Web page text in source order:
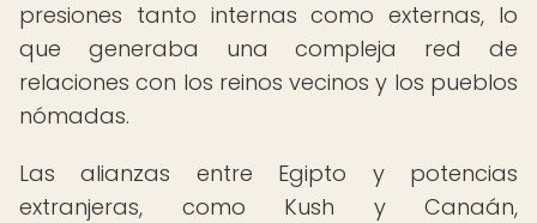
presiones tanto internas como externas, lo
que generaba una compleja red de
relaciones con los reinos vecinos y los pueblos
nómadas.
Las alianzas entre Egipto y potencias
extranjeras, como Kush y Canaán,